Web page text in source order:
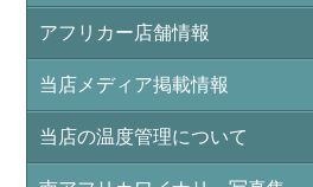
アフリカー店舗情報
当店メディア掲載情報
当店の温度管理について